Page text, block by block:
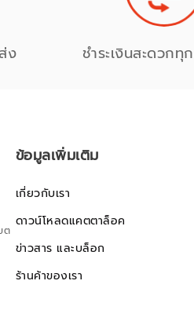
ง ชำระเงินสะดวกทุ
ต
ข้อมูลเพิ่มเติม
เกี่ยวกับเรา
ดาวน์โหลดแคตตาล็อค
ข่าวสาร และบล็อก
ร้านค้าของเรา